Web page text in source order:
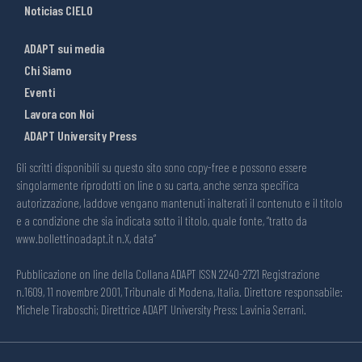
Noticias CIELO
ADAPT sui media
Chi Siamo
Eventi
Lavora con Noi
ADAPT University Press
Gli scritti disponibili su questo sito sono copy-free e possono essere
singolarmente riprodotti on line o su carta, anche senza specifica
autorizzazione, laddove vengano mantenuti inalterati il contenuto e il titolo
e a condizione che sia indicata sotto il titolo, quale fonte, “tratto da
www.bollettinoadapt.it n.X, data“
Pubblicazione on line della Collana ADAPT ISSN 2240-2721 Registrazione
n.1609, 11 novembre 2001, Tribunale di Modena, Italia. Direttore responsabile:
Michele Tiraboschi; Direttrice ADAPT University Press: Lavinia Serrani.